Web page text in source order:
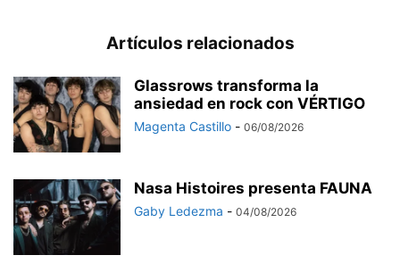
Artículos relacionados
Glassrows transforma la
ansiedad en rock con VÉRTIGO
Magenta Castillo - 06/08/2026
Nasa Histoires presenta FAUNA
Gaby Ledezma - 04/08/2026